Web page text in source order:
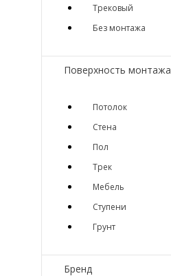
Трековый
Без монтажа
Поверхность монтажа
Потолок
Стена
Пол
Трек
Мебель
Ступени
Грунт
Бренд